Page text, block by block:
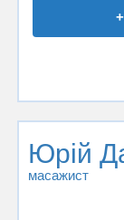
Юрій
масажист